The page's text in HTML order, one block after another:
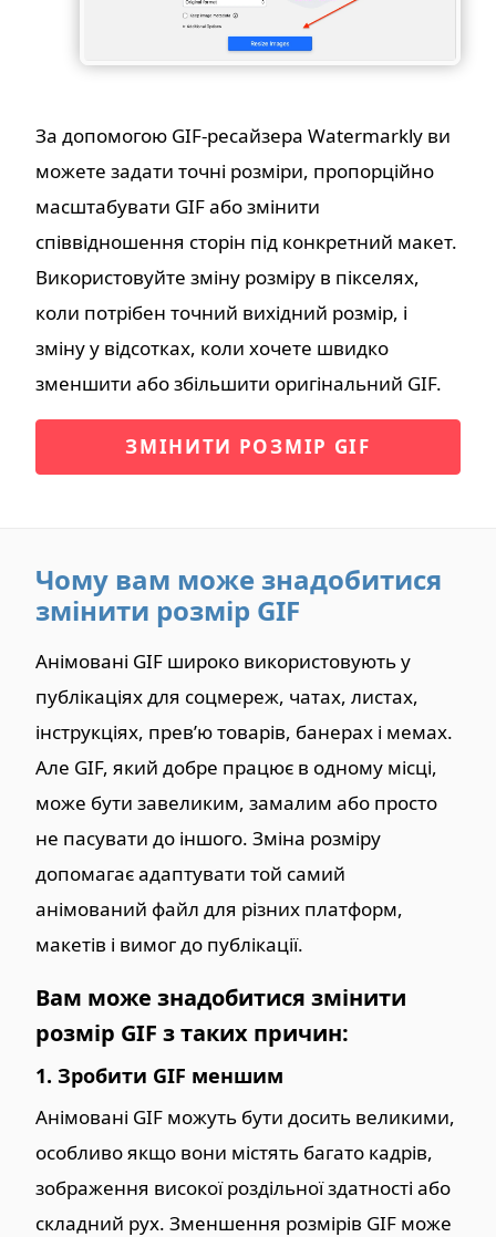
За допомогою GIF-ресайзера Watermarkly ви
можете задати точні розміри, пропорційно
масштабувати GIF або змінити
співвідношення сторін під конкретний макет.
Використовуйте зміну розміру в пікселях,
коли потрібен точний вихідний розмір, і
зміну у відсотках, коли хочете швидко
зменшити або збільшити оригінальний GIF.
ЗМІНИТИ РОЗМІР GIF
Чому вам може знадобитися
змінити розмір GIF
Анімовані GIF широко використовують у
публікаціях для соцмереж, чатах, листах,
інструкціях, прев’ю товарів, банерах і мемах.
Але GIF, який добре працює в одному місці,
може бути завеликим, замалим або просто
не пасувати до іншого. Зміна розміру
допомагає адаптувати той самий
анімований файл для різних платформ,
макетів і вимог до публікації.
Вам може знадобитися змінити
розмір GIF з таких причин:
1. Зробити GIF меншим
Анімовані GIF можуть бути досить великими,
особливо якщо вони містять багато кадрів,
зображення високої роздільної здатності або
складний рух. Зменшення розмірів GIF може